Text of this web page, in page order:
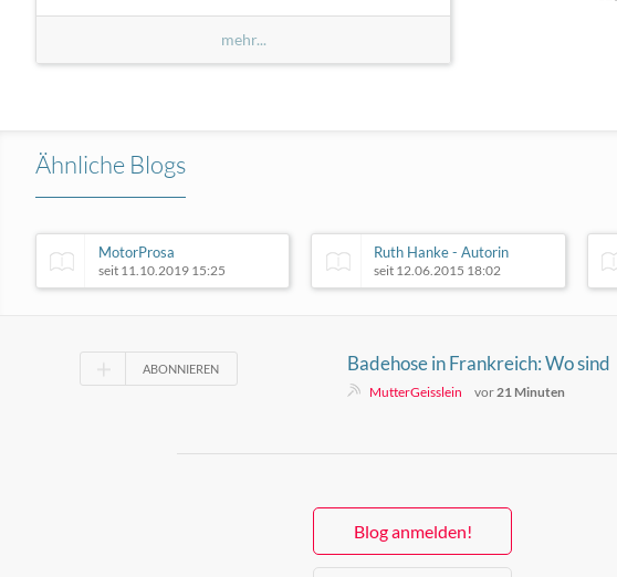
mehr...
Ähnliche Blogs
MotorProsa
seit 11.10.2019 15:25
Ruth Hanke - Autorin
seit 12.06.2015 18:02
ABONNIEREN
Badehose in Frankreich: Wo sind
Badeshorts verboten?
MutterGeisslein vor 21 Minuten
Blog anmelden!